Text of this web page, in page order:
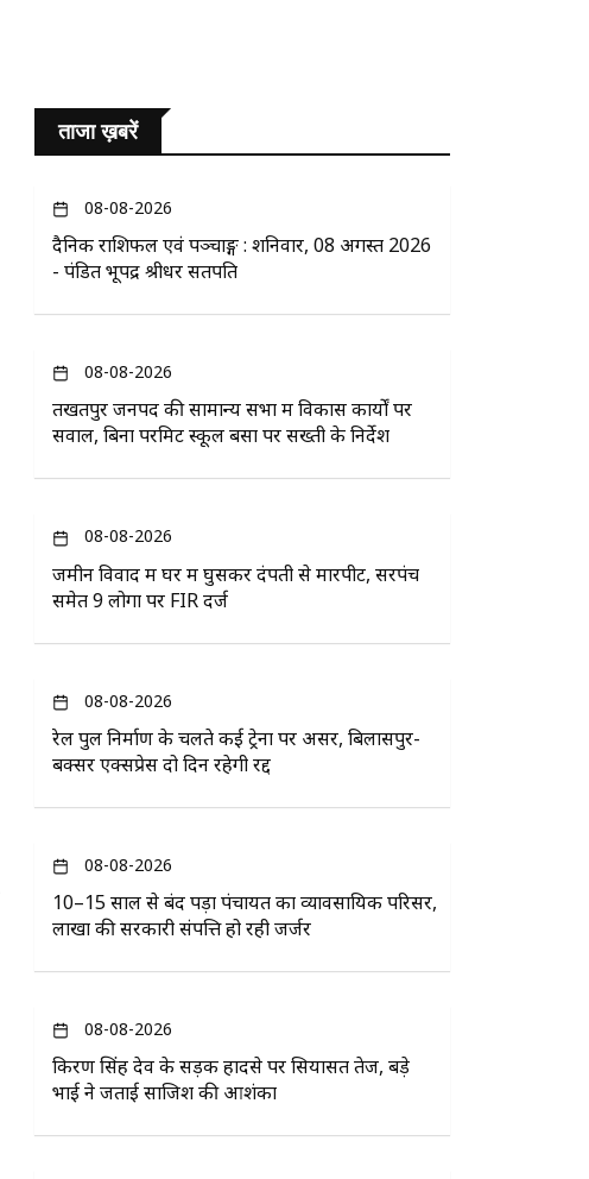
ताजा ख़बरें
08-08-2026
दैनिक राशिफल एवं पञ्चाङ्ग : शनिवार, 08 अगस्त 2026
- पंडित भूपेंद्र श्रीधर सतपति
08-08-2026
तखतपुर जनपद की सामान्य सभा में विकास कार्यों पर
सवाल, बिना परमिट स्कूल बसों पर सख्ती के निर्देश
08-08-2026
जमीन विवाद में घर में घुसकर दंपती से मारपीट, सरपंच
समेत 9 लोगों पर FIR दर्ज
08-08-2026
रेल पुल निर्माण के चलते कई ट्रेनों पर असर, बिलासपुर-
बक्सर एक्सप्रेस दो दिन रहेगी रद्द
08-08-2026
10–15 साल से बंद पड़ा पंचायत का व्यावसायिक परिसर,
लाखों की सरकारी संपत्ति हो रही जर्जर
08-08-2026
किरण सिंह देव के सड़क हादसे पर सियासत तेज, बड़े
भाई ने जताई साजिश की आशंका